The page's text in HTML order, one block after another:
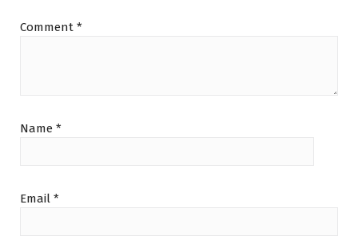
Comment *
Name *
Email *